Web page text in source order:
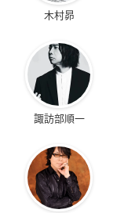
木村昴
諏訪部順一